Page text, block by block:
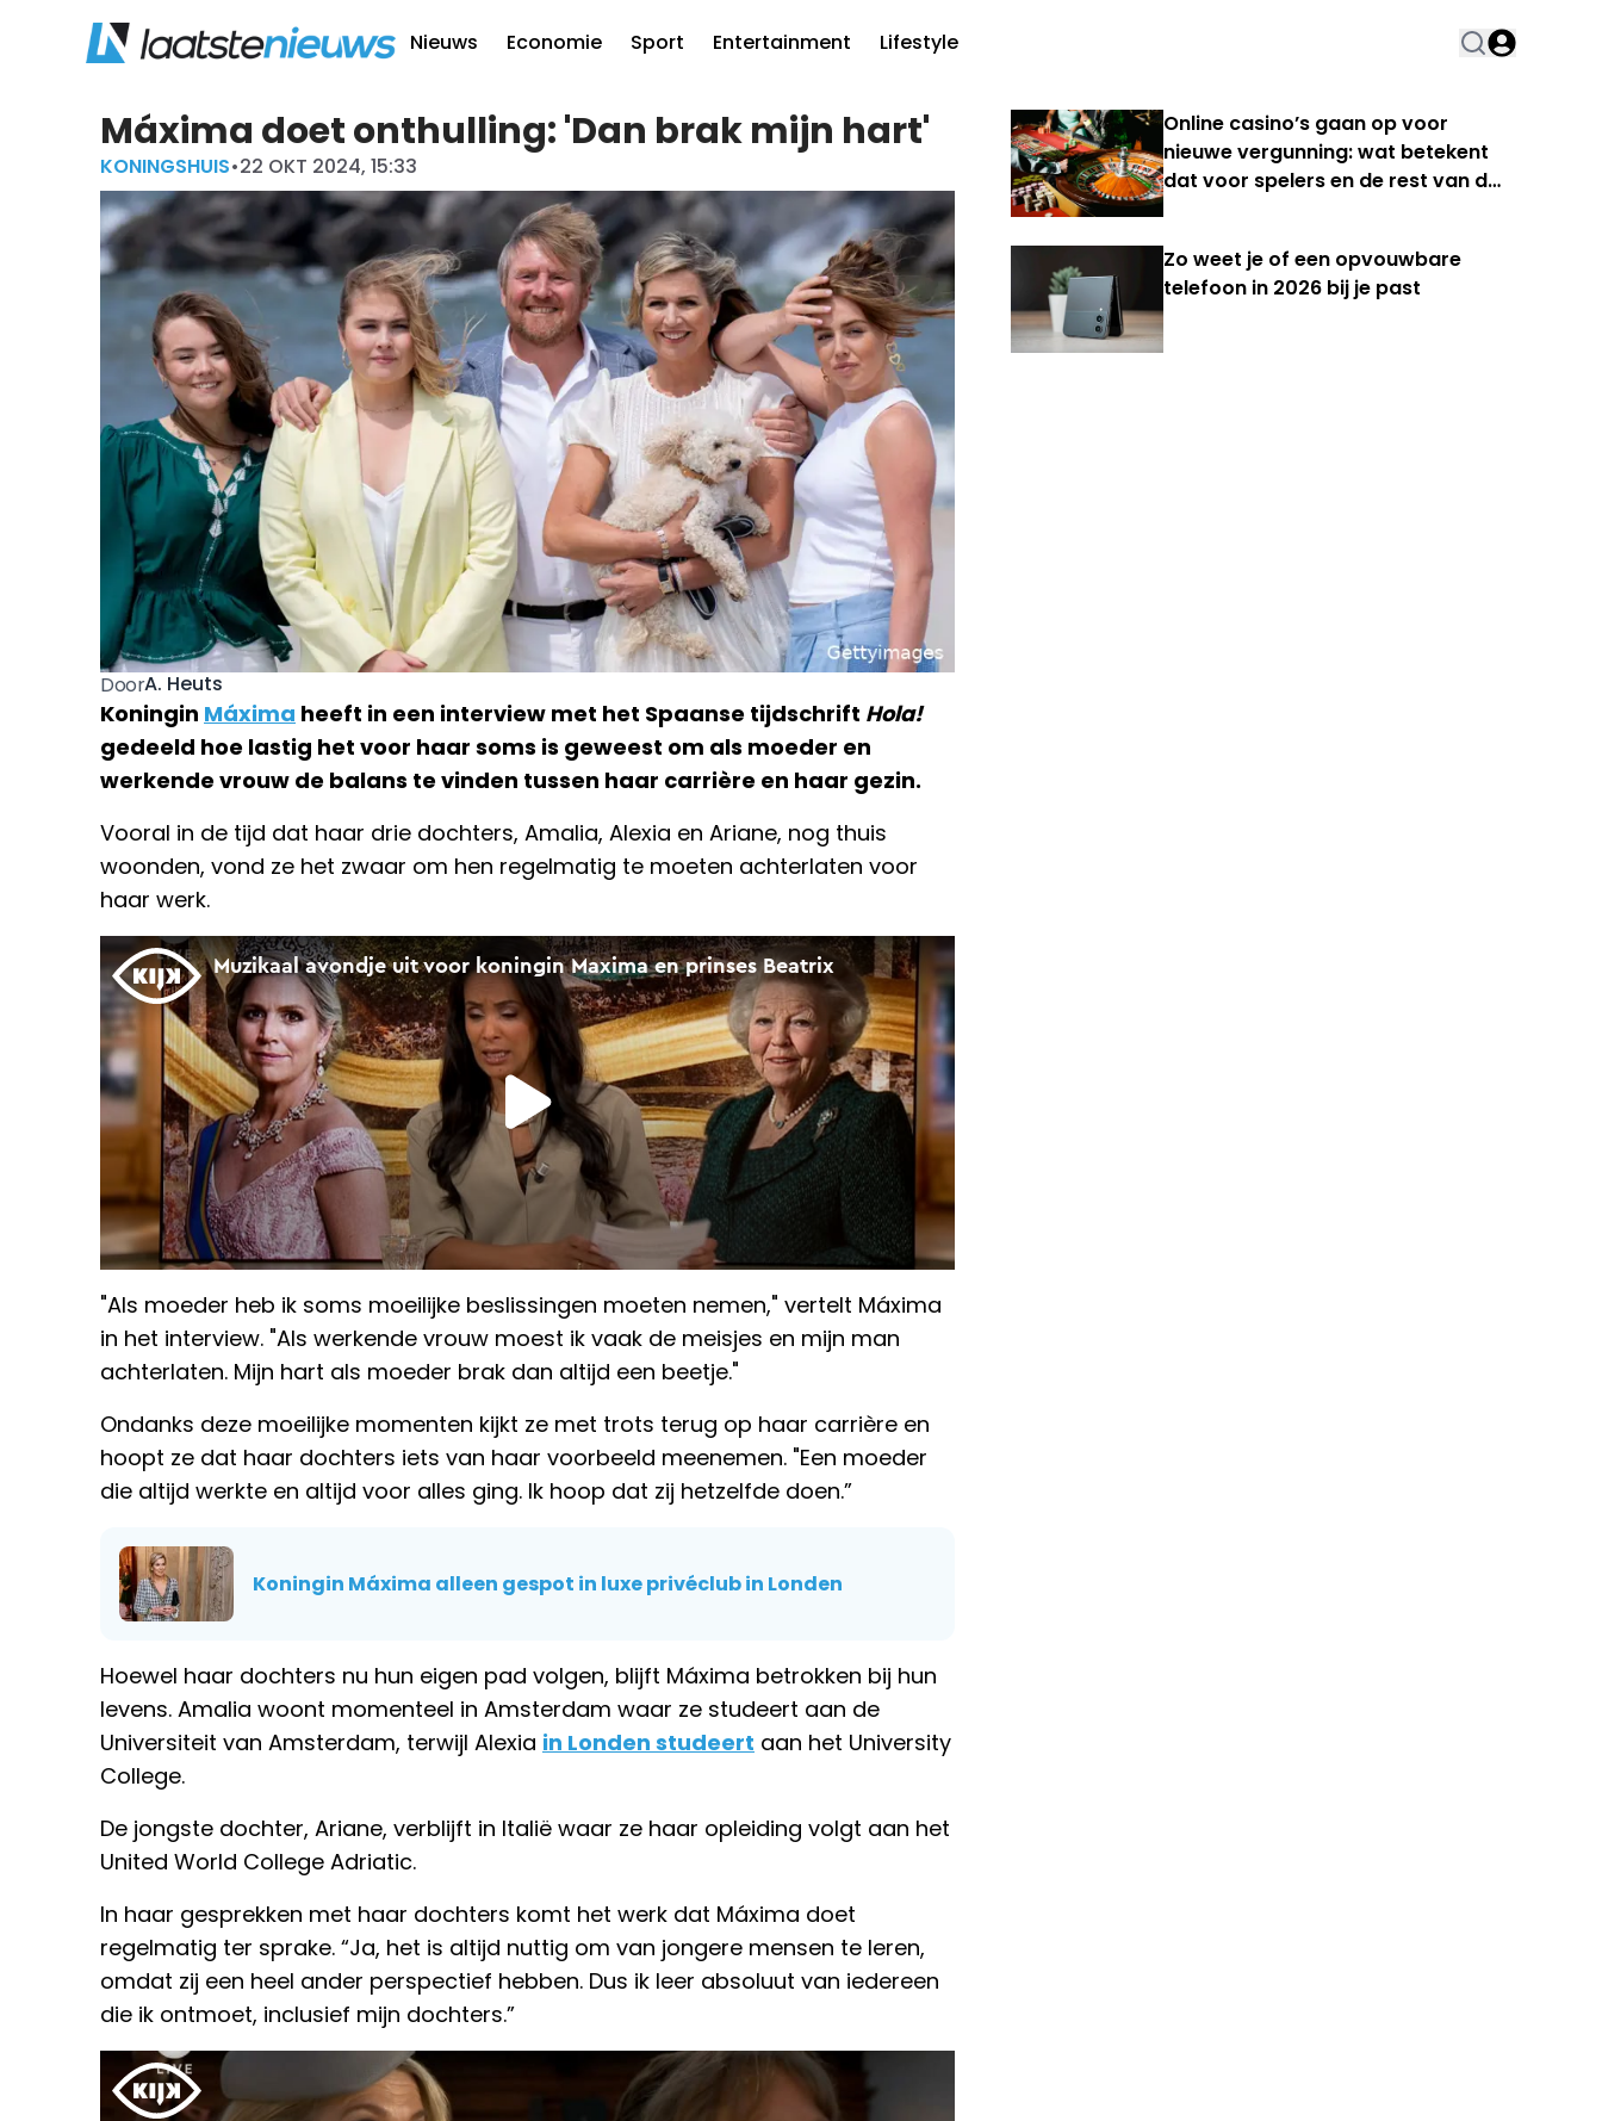
Nieuws Economie Sport Entertainment Lifestyle
Máxima doet onthulling: 'Dan brak mijn hart'
KONINGSHUIS•22 OKT 2024, 15:33
DoorA. Heuts
Koningin Máxima heeft in een interview met het Spaanse tijdschrift Hola!
gedeeld hoe lastig het voor haar soms is geweest om als moeder en
werkende vrouw de balans te vinden tussen haar carrière en haar gezin.
Vooral in de tijd dat haar drie dochters, Amalia, Alexia en Ariane, nog thuis
woonden, vond ze het zwaar om hen regelmatig te moeten achterlaten voor
haar werk.
"Als moeder heb ik soms moeilijke beslissingen moeten nemen," vertelt Máxima
in het interview. "Als werkende vrouw moest ik vaak de meisjes en mijn man
achterlaten. Mijn hart als moeder brak dan altijd een beetje."
Ondanks deze moeilijke momenten kijkt ze met trots terug op haar carrière en
hoopt ze dat haar dochters iets van haar voorbeeld meenemen. "Een moeder
die altijd werkte en altijd voor alles ging. Ik hoop dat zij hetzelfde doen.”
Koningin Máxima alleen gespot in luxe privéclub in Londen
Hoewel haar dochters nu hun eigen pad volgen, blijft Máxima betrokken bij hun
levens. Amalia woont momenteel in Amsterdam waar ze studeert aan de
Universiteit van Amsterdam, terwijl Alexia in Londen studeert aan het University
College.
De jongste dochter, Ariane, verblijft in Italië waar ze haar opleiding volgt aan het
United World College Adriatic.
In haar gesprekken met haar dochters komt het werk dat Máxima doet
regelmatig ter sprake. “Ja, het is altijd nuttig om van jongere mensen te leren,
omdat zij een heel ander perspectief hebben. Dus ik leer absoluut van iedereen
die ik ontmoet, inclusief mijn dochters.”
Online casino’s gaan op voor
nieuwe vergunning: wat betekent
dat voor spelers en de rest van de
Zo weet je of een opvouwbare
telefoon in 2026 bij je past